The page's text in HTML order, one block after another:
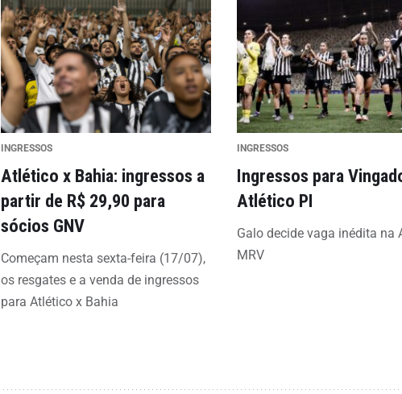
INGRESSOS
Atlético x Bahia: ingressos a
partir de R$ 29,90 para
sócios GNV
Começam nesta sexta-feira (17/07),
os resgates e a venda de ingressos
para Atlético x Bahia
INGRESSOS
Ingressos para
Atlético PI
Galo decide vaga inédita na
MRV